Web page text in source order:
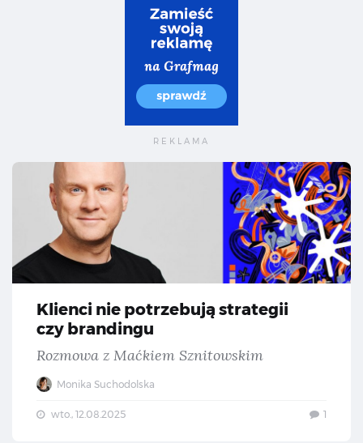
Klienci nie potrzebują strategii
czy brandingu
Rozmowa z Maćkiem Sznitowskim
Monika Suchodolska
wto., 12.08.2025 1